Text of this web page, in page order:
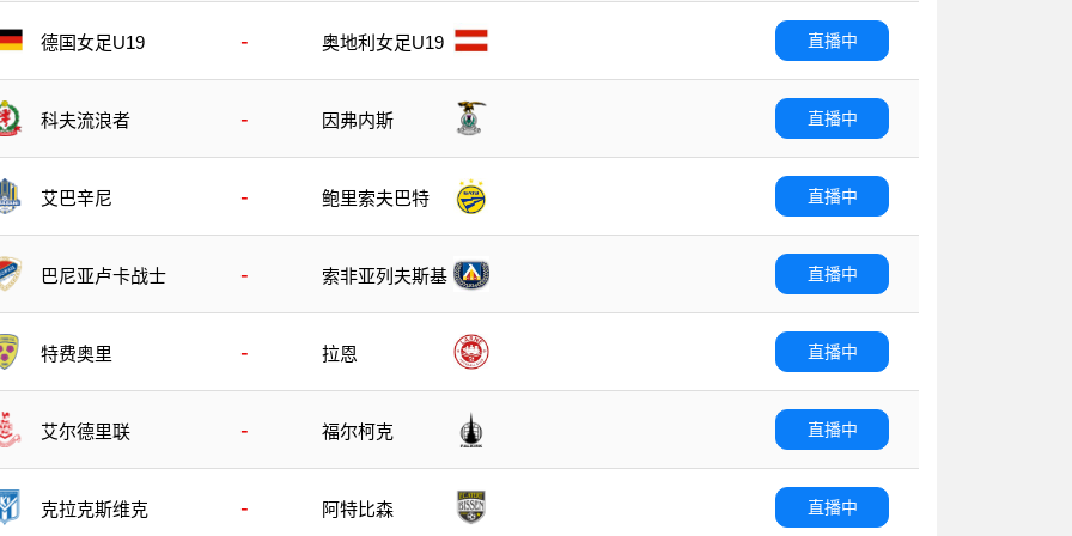
德国女足U19 - 奥地利女足U19 直播中
科夫流浪者 - 因弗内斯 直播中
艾巴辛尼 - 鲍里索夫巴特 直播中
巴尼亚卢卡战士 - 索非亚列夫斯基 直播中
特费奥里 - 拉恩 直播中
艾尔德里联 - 福尔柯克 直播中
克拉克斯维克 - 阿特比森 直播中